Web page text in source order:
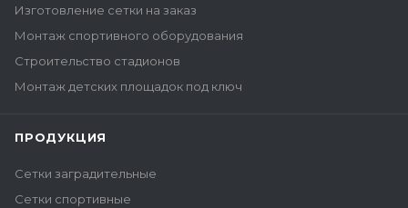
Изготовление сетки на заказ
Монтаж спортивного оборудования
Строительство стадионов
Монтаж детских площадок под ключ
ПРОДУКЦИЯ
Сетки заградительные
Сетки спортивные